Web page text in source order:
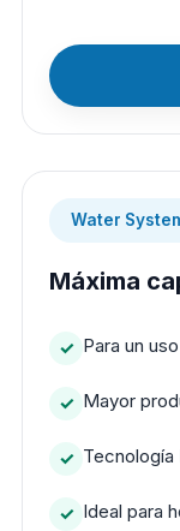
Water
Máxima
Para un
Mayor
Tecnología
Ideal para